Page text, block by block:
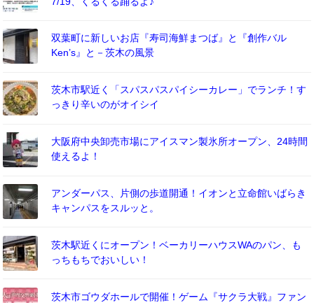
双葉町に新しいお店『寿司海鮮まつば』と『創作バル
Ken’s』と－茨木の風景
茨木市駅近く「スパスパスパイシーカレー」でランチ！す
っきり辛いのがオイシイ
大阪府中央卸売市場にアイスマン製氷所オープン、24時間
使えるよ！
アンダーパス、片側の歩道開通！イオンと立命館いばらき
キャンパスをスルッと。
茨木駅近くにオープン！ベーカリーハウスWAのパン、も
っちもちでおいしい！
茨木市ゴウダホールで開催！ゲーム『サクラ大戦』ファン